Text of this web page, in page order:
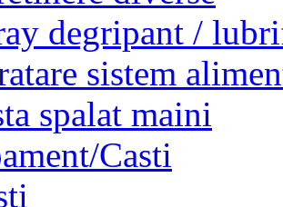
degripant /
sistem
spalat maini
Casti